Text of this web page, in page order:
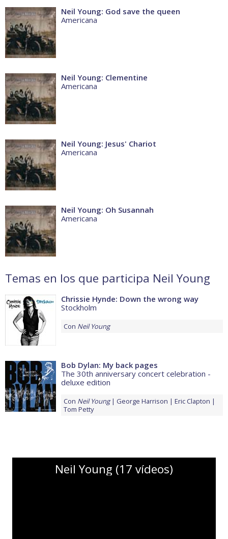
Neil Young: God save the queen
Americana
Neil Young: Clementine
Americana
Neil Young: Jesus' Chariot
Americana
Neil Young: Oh Susannah
Americana
Temas en los que participa Neil Young
Chrissie Hynde: Down the wrong way
Stockholm
Con Neil Young
Bob Dylan: My back pages
The 30th anniversary concert celebration -
deluxe edition
Con Neil Young George Harrison
Eric Clapton
Tom Petty
Neil Young (17 vídeos)